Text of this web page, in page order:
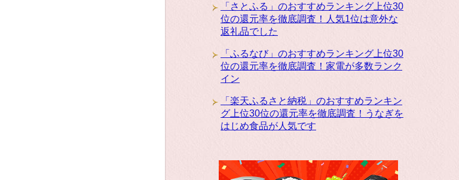
「さとふる」のおすすめランキング上位30
位の還元率を徹底調査！人気1位は意外な
返礼品でした
「ふるなび」のおすすめランキング上位30
位の還元率を徹底調査！家電が多数ランク
イン
「楽天ふるさと納税」のおすすめランキン
グ上位30位の還元率を徹底調査！うなぎを
はじめ食品が人気です